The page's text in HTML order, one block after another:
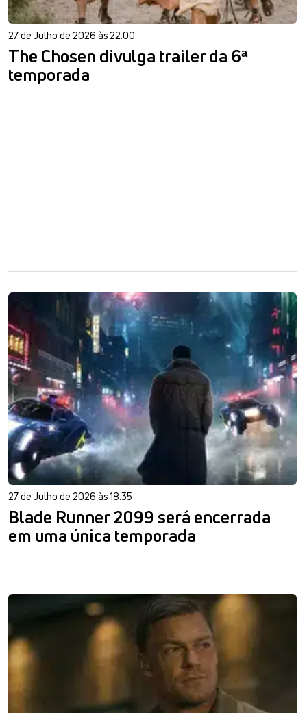
27 de Julho de 2026 às 22:00
The Chosen divulga trailer da 6ª
temporada
27 de Julho de 2026 às 18:35
Blade Runner 2099 será encerrada
em uma única temporada